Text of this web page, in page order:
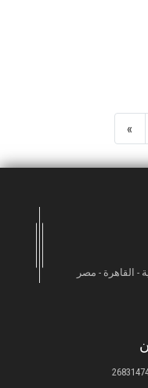
«
- القاهرة - مصر